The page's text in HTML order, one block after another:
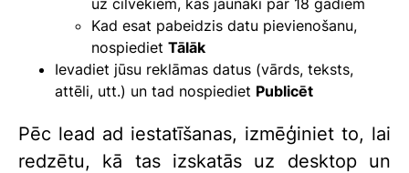
Kad esat pabeidzis datu pievienošanu,
nospiediet Tālāk
Ievadiet jūsu reklāmas datus (vārds, teksts,
attēli, utt.) un tad nospiediet Publicēt
Pēc lead ad iestatīšanas, izmēģiniet to, lai
redzētu, kā tas izskatās uz desktop un